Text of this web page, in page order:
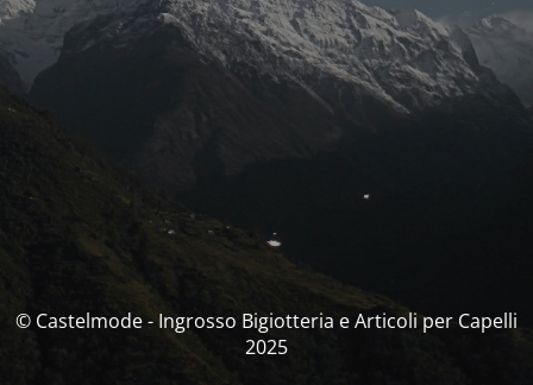
© Castelmode - Ingrosso Bigiotteria e Articoli per Capelli
2025